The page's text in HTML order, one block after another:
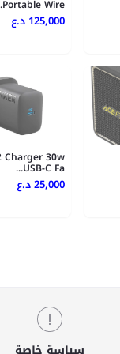
Portable Wire...
125,000 د.ع
Charger 30w
USB-C Fa...
25,000 د.ع